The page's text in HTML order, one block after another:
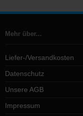
Mehr über...
Liefer-/Versandkosten
Datenschutz
Unsere AGB
Impressum